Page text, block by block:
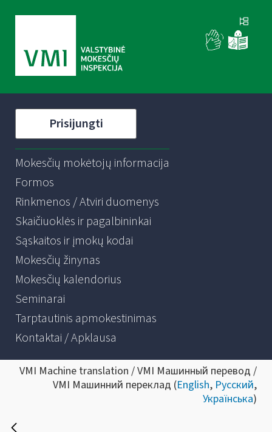
Prisijungti
Mokesčių mokėtojų informacija
Formos
Rinkmenos / Atviri duomenys
Skaičiuoklės ir pagalbininkai
Sąskaitos ir įmokų kodai
Mokesčių žinynas
Mokesčių kalendorius
Seminarai
Tarptautinis apmokestinimas
Kontaktai / Apklausa
VMI Machine translation / VMI Машинный перевод /
VMI Машинний переклад (English, Русский,
Українська)